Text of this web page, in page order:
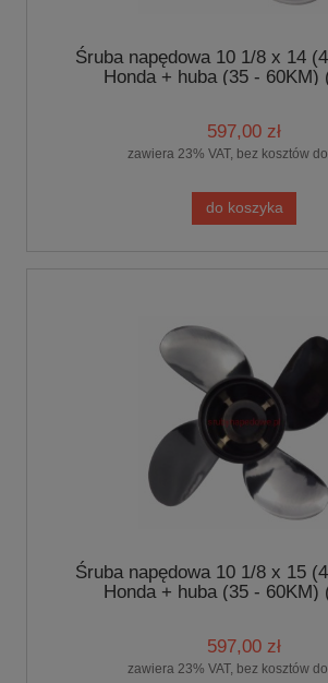
Śruba napędowa 10 1/8 x 14
Honda + huba (35 - 60KM)
597,00 zł
zawiera 23% VAT, bez kosztów
do koszyka
Śruba napędowa 10 1/8 x 15
Honda + huba (35 - 60KM)
597,00 zł
zawiera 23% VAT, bez kosztów